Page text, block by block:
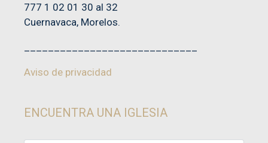
777 1 02 01 30 al 32
Cuernavaca, Morelos.
Aviso de privacidad
ENCUENTRA UNA IGLESIA